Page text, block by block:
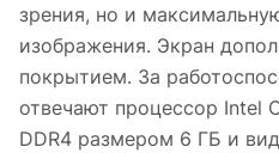
зрения, но и
изображения. Экран
покрытием. За
отвечают процессор Intel
DDR4 размером 6 ГБ и